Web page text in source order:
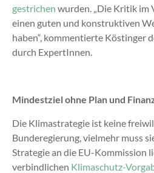
gestrichen wurden. „Die Kritik im
einen guten und konstruktiven
haben“, kommentierte Köstinger
durch ExpertInnen.
Mindestziel ohne Plan und
Die Klimastrategie ist keine
Bunderegierung, vielmehr muss
Strategie an die EU-Kommission
verbindlichen Klimaschutz-